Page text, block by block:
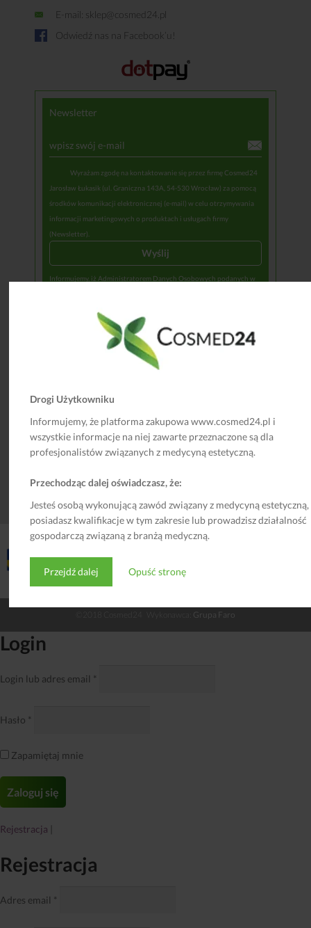
Drogi Użytkowniku
Informujemy, że platforma zakupowa www.cosmed24.pl i
wszystkie informacje na niej zawarte przeznaczone są dla
profesjonalistów związanych z medycyną estetyczną.
Przechodząc dalej oświadczasz, że:
Jesteś osobą wykonującą zawód związany z medycyną estetyczną,
posiadasz kwalifikacje w tym zakresie lub prowadzisz działalność
gospodarczą związaną z branżą medyczną.
Przejdź dalej Opuść stronę
E-mail: sklep@cosmed24.pl
Odwiedź nas na Facebook’u!
Newsletter
Wyrażam zgodę na kontaktowanie się przez firmę Cosmed24
Jarosław Łukasik (ul. Graniczna 143A, 54-530 Wrocław) za pomocą
środków komunikacji elektronicznej (e-mail) w celu otrzymywania
informacji marketingowych o produktach i usługach firmy
(Newsletter).
Informujemy, iż Administratorem Danych Osobowych podanych w
przetwarzane na podstawie art. 6 ust. 1 lit. b i f RODO (wykonanie
umowy, prawnie uzasadniony interes – marketing) w celu realizacji
usługi wysyłki Newslettera. Odbiorcami danych mogą być
upoważnieni pracownicy firmy, a także usługodawcy systemu
mailingowego oraz naszej poczty e-mail. Podanie wymaganych
danych jest dobrowolne, jednakże brak ich podania uniemożliwi
zaprzestanie świadczenia tej usługi przez Administratora).
danych, usunięcia danych, ograniczenia przetwarzania, wniesienia
sprzeciwu, żądania przeniesienia danych, a także do wniesienia
skargi do Urzędu Ochrony Danych Osobowych. Administrator nie
wykorzystuje danych osobowych do podjęcia decyzji, która opiera
Szczegółowe informacje dotyczące ochrony danych osobowych
podane są w
Polityce Prywatności
Grupa Faro
Login
Login lub adres email *
Hasło *
Zapamiętaj mnie
Rejestracja
Rejestracja
Adres email *